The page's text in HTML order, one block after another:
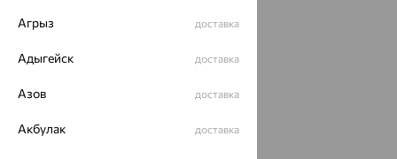
Агрыз доставка
Адыгейск доставка
Азов доставка
Акбулак доставка